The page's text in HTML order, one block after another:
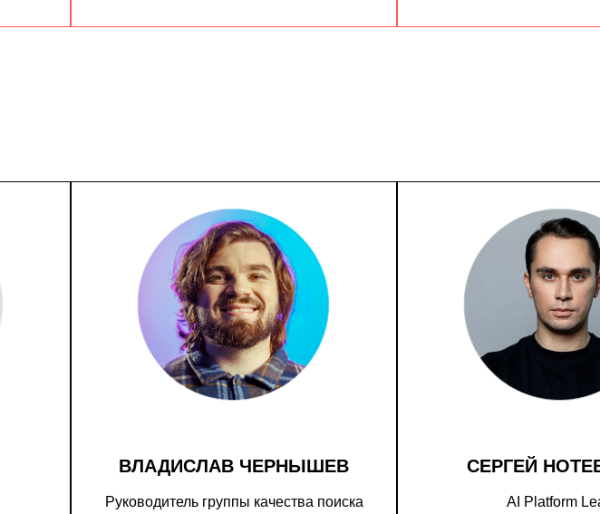
ВЛАДИСЛАВ ЧЕРНЫШЕВ
Руководитель группы качества поиска
СЕРГЕЙ
AI Platform